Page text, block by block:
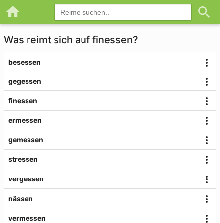
Was reimt sich auf finessen?
besessen
gegessen
finessen
ermessen
gemessen
stressen
vergessen
nässen
vermessen